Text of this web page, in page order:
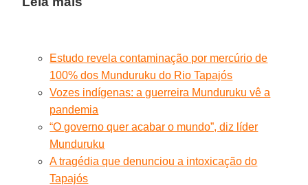
Estudo revela contaminação por mercúrio de
100% dos Munduruku do Rio Tapajós
Vozes indígenas: a guerreira Munduruku vê a
pandemia
“O governo quer acabar o mundo”, diz líder
Munduruku
A tragédia que denunciou a intoxicação do
Tapajós